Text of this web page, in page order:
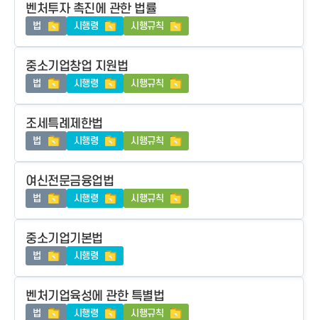
벤처투자 촉진에 관한 법률
법 시행령 시행규칙
중소기업창업 지원법
법 시행령 시행규칙
조세특례제한법
법 시행령 시행규칙
여신전문금융업법
법 시행령 시행규칙
중소기업기본법
법 시행령
벤처기업육성에 관한 특별법
법 시행령 시행규칙